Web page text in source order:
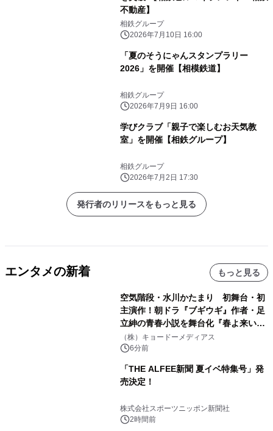
不動産】
相鉄グループ
2026年7月10日 16:00
「夏のそうにゃんスタンプラリー
2026」を開催【相模鉄道】
相鉄グループ
2026年7月9日 16:00
学びクラブ「親子で楽しむお天気教
室」を開催【相鉄グループ】
相鉄グループ
2026年7月2日 17:30
発行者のリリースをもっと見る
エンタメの新着 もっと見る
空気階段・水川かたまり 初舞台・初
主演作！朝ドラ『ブギウギ』作者・足
立紳の青春小説を舞台化『春よ来い、
マジで来い』キービジュアル解禁！
（株）キョードーメディアス
6分前
「THE ALFEE新聞 夏イベ特集号」発
売決定！
株式会社スポーツニッポン新聞社
2時間前